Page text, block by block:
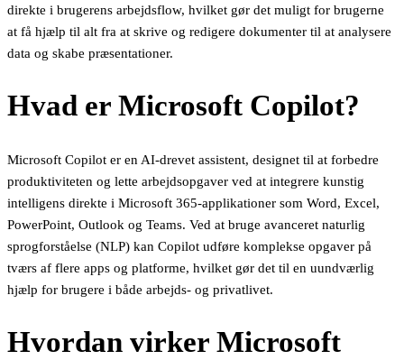
direkte i brugerens arbejdsflow, hvilket gør det muligt for brugerne
at få hjælp til alt fra at skrive og redigere dokumenter til at analysere
data og skabe præsentationer.
Hvad er Microsoft Copilot?
Microsoft Copilot er en AI-drevet assistent, designet til at forbedre
produktiviteten og lette arbejdsopgaver ved at integrere kunstig
intelligens direkte i Microsoft 365-applikationer som Word, Excel,
PowerPoint, Outlook og Teams. Ved at bruge avanceret naturlig
sprogforståelse (NLP) kan Copilot udføre komplekse opgaver på
tværs af flere apps og platforme, hvilket gør det til en uundværlig
hjælp for brugere i både arbejds- og privatlivet.
Hvordan virker Microsoft